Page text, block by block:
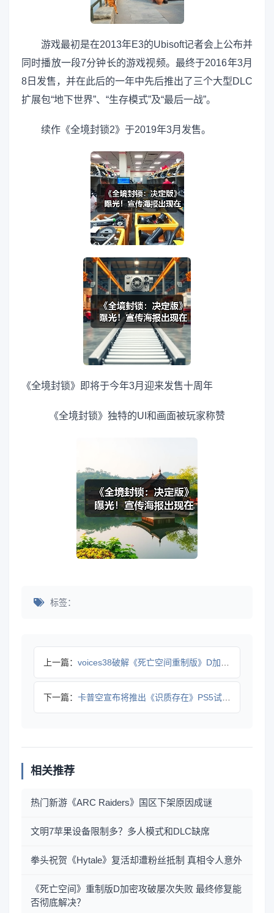
游戏最初是在2013年E3的Ubisoft记者会上公布并
同时播放一段7分钟长的游戏视频。最终于2016年3月
8日发售，并在此后的一年中先后推出了三个大型DLC
扩展包“地下世界”、“生存模式”及“最后一战”。
续作《全境封锁2》于2019年3月发售。
《全境封锁》即将于今年3月迎来发售十周年
《全境封锁》独特的UI和画面被玩家称赞
标签：
上一篇： voices38破解《死亡空间重制版》D加密！称其他版本存在
下一篇： 卡普空宣布将推出《识质存在》PS5试玩版
相关推荐
热门新游《ARC Raiders》国区下架原因成谜
文明7苹果设备限制多？多人模式和DLC缺席
拳头祝贺《Hytale》复活却遭粉丝抵制 真相令人意外
《死亡空间》重制版D加密攻破屡次失败 最终修复能
否彻底解决？